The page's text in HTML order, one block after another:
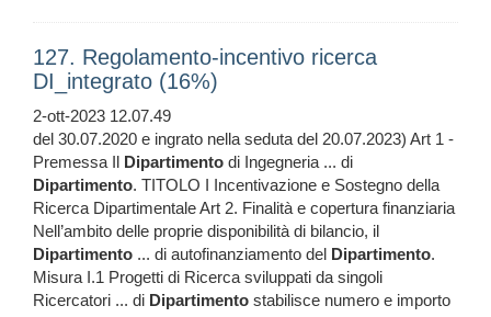
127. Regolamento-incentivo ricerca
DI_integrato (16%)
2-ott-2023 12.07.49
del 30.07.2020 e ingrato nella seduta del 20.07.2023) Art 1 -
Premessa Il Dipartimento di Ingegneria ... di
Dipartimento. TITOLO I Incentivazione e Sostegno della
Ricerca Dipartimentale Art 2. Finalità e copertura finanziaria
Nell’ambito delle proprie disponibilità di bilancio, il
Dipartimento ... di autofinanziamento del Dipartimento.
Misura I.1 Progetti di Ricerca sviluppati da singoli
Ricercatori ... di Dipartimento stabilisce numero e importo